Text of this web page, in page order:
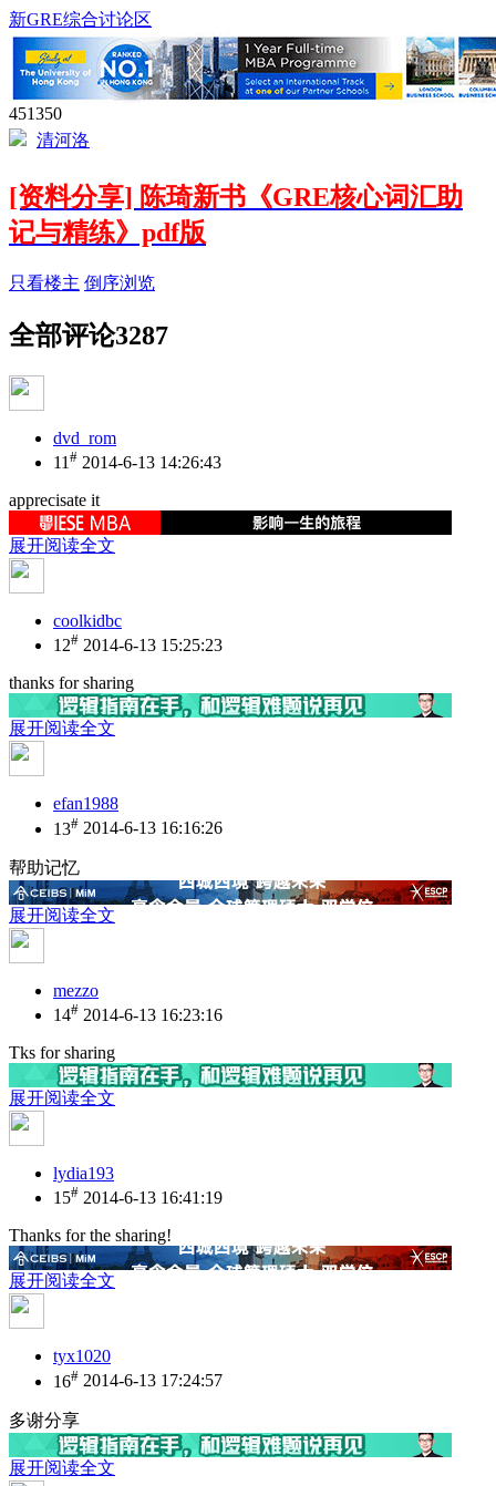
新GRE综合讨论区
451350
清河洛
[资料分享] 陈琦新书《GRE核心词汇助
记与精练》pdf版
只看楼主 倒序浏览
全部评论3287
dvd_rom
11 # 2014-6-13 14:26:43
apprecisate it
展开阅读全文
coolkidbc
12# 2014-6-13 15:25:23
thanks for sharing
展开阅读全文
efan1988
13# 2014-6-13 16:16:26
帮助记忆
展开阅读全文
mezzo
14# 2014-6-13 16:23:16
Tks for sharing
展开阅读全文
lydia193
15# 2014-6-13 16:41:19
Thanks for the sharing!
展开阅读全文
tyx1020
16# 2014-6-13 17:24:57
多谢分享
展开阅读全文